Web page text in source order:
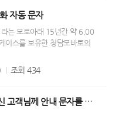
자동 문자
는 모토아래 15년간 약 6,00
이스를 보유한 청담모바로의
조회434
[요트탈래] 전화주신 고객님께 안내 문자를 보내드립니다.